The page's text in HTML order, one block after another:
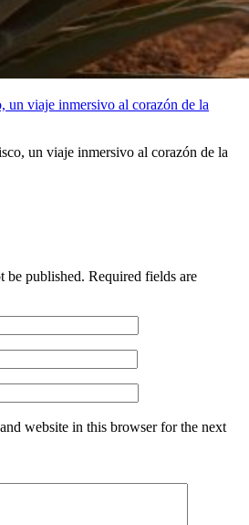
un viaje inmersivo al corazón de la
un viaje inmersivo al corazón de la
be published. Required fields are
website in this browser for the next